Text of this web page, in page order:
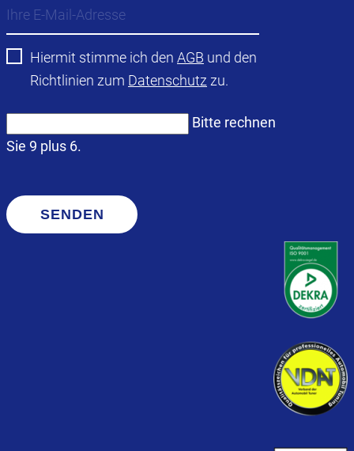
Hiermit stimme ich den AGB und den
Richtlinien zum Datenschutz zu.
Bitte rechnen
Sie 9 plus 6.
SENDEN